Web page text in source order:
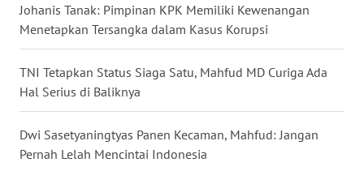
Johanis Tanak: Pimpinan KPK Memiliki Kewenangan
Menetapkan Tersangka dalam Kasus Korupsi
TNI Tetapkan Status Siaga Satu, Mahfud MD Curiga Ada
Hal Serius di Baliknya
Dwi Sasetyaningtyas Panen Kecaman, Mahfud: Jangan
Pernah Lelah Mencintai Indonesia
KALSEL
KALTIM
SULSEL